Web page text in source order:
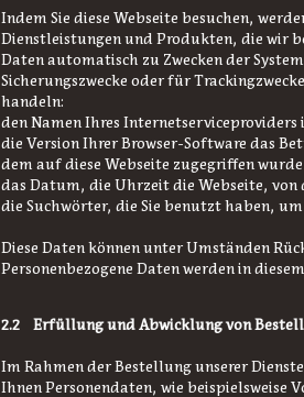
Indem Sie diese Webseite besuchen,
Dienstleistungen und Produkten, die wir
Daten automatisch zu Zwecken der
Sicherungszwecke oder für
handeln:
den Namen Ihres
die Version Ihrer Browser-Software das
dem auf diese Webseite zugegriffen wurde
das Datum, die Uhrzeit die Webseite, von
die Suchwörter, die Sie benutzt haben,
Diese Daten können unter Umständen
Personenbezogene Daten werden in
2.2 Erfüllung und Abwicklung von
Im Rahmen der Bestellung unserer
Ihnen Personendaten, wie beispielsweise